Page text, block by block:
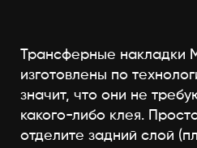
Трансферные накладки
изготовлены по
значит, что они не
какого-либо клея.
отделите задний слой